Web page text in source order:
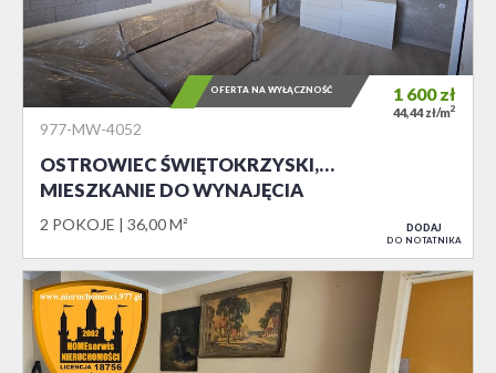
977-MW-4052
OSTROWIEC ŚWIĘTOKRZYSKI,…
MIESZKANIE DO WYNAJĘCIA
2 POKOJE 36,00 M²
1 600zł
44,44 zł/m2
OFERTA NA WYŁĄCZNOŚĆ
DODAJ
DO NOTATNIKA